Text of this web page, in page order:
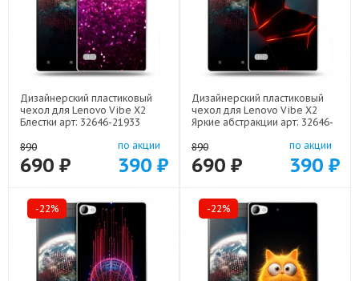
Дизайнерский пластиковый
чехол для Lenovo Vibe X2
Блестки арт: 32646-21933
890
690 ₽
по акции
390 ₽
Дизайнерский пластиковый
чехол для Lenovo Vibe X2
Яркие абстракции арт: 32646-
890
690 ₽
по акции
390 ₽
-22% -22%